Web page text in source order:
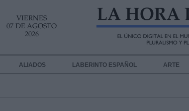
VIERNES
07 DE AGOSTO
2026
ALIADOS LABERINTO ESPAÑOL ARTE
TUS DATOS